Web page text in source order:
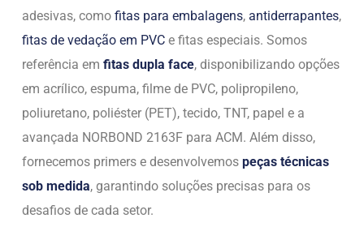
adesivas, como fitas para embalagens, antiderrapantes,
fitas de vedação em PVC e fitas especiais. Somos
referência em fitas dupla face, disponibilizando opções
em acrílico, espuma, filme de PVC, polipropileno,
poliuretano, poliéster (PET), tecido, TNT, papel e a
avançada NORBOND 2163F para ACM. Além disso,
fornecemos primers e desenvolvemos peças técnicas
sob medida, garantindo soluções precisas para os
desafios de cada setor.